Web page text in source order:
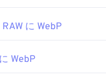
に WebP
WebP